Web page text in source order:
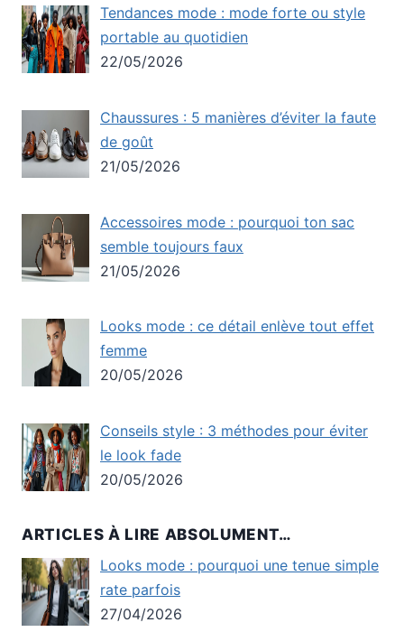
Tendances mode : mode forte ou style
portable au quotidien
22/05/2026
Chaussures : 5 manières d’éviter la faute
de goût
21/05/2026
Accessoires mode : pourquoi ton sac
semble toujours faux
21/05/2026
Looks mode : ce détail enlève tout effet
femme
20/05/2026
Conseils style : 3 méthodes pour éviter
le look fade
20/05/2026
ARTICLES À LIRE ABSOLUMENT…
Looks mode : pourquoi une tenue simple
rate parfois
27/04/2026